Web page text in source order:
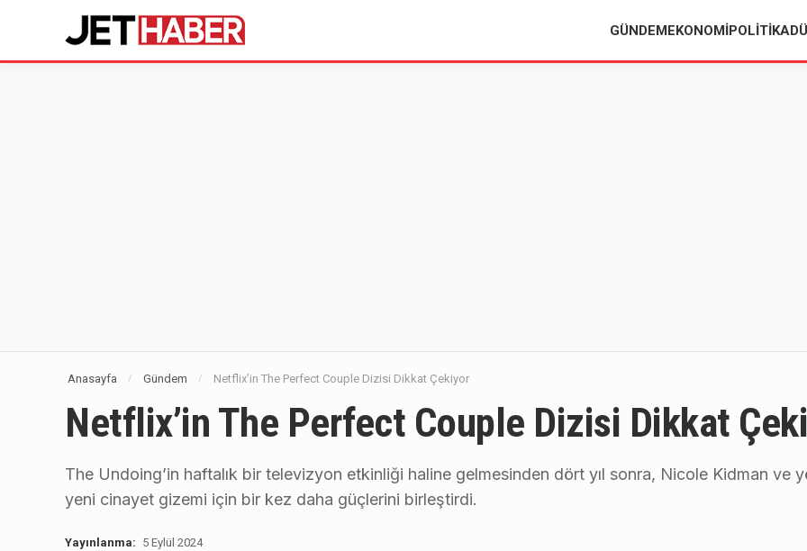
GÜNDEMEKONOMIPOLITIKA
Anasayfa / Gündem / Netflix’in The Perfect Couple Dizisi Dikkat Çekiyor
Netflix’in The Perfect Couple Dizisi Dikkat
The Undoing’in haftalık bir televizyon etkinliği haline gelmesinden dört yıl sonra, Nicole Kidman ve
yeni cinayet gizemi için bir kez daha güçlerini birleştirdi.
Yayınlanma: 5 Eylül 2024